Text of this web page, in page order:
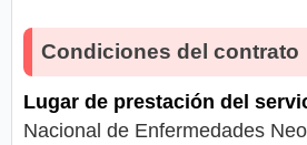
Condiciones del contrato
Lugar de prestación del
Nacional de Enfermedades